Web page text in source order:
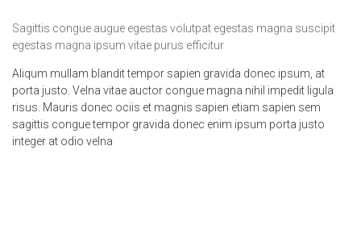
Sagittis congue augue egestas volutpat egestas magna suscipit
egestas magna ipsum vitae purus efficitur
Aliqum mullam blandit tempor sapien gravida donec ipsum, at
porta justo. Velna vitae auctor congue magna nihil impedit ligula
risus. Mauris donec ociis et magnis sapien etiam sapien sem
sagittis congue tempor gravida donec enim ipsum porta justo
integer at odio velna